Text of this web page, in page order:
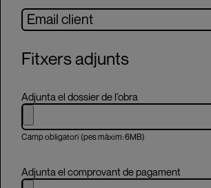
Fitxers adjunts
Adjunta el dossier de l'obra
Camp obligatori (pes màxim: 6MB)
Adjunta el comprovant de pagament